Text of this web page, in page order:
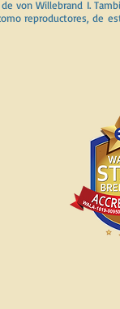
von Willebrand I.
reproductores, de